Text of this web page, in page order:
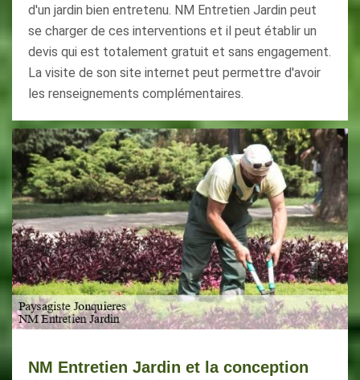
d'un jardin bien entretenu. NM Entretien Jardin peut
se charger de ces interventions et il peut établir un
devis qui est totalement gratuit et sans engagement.
La visite de son site internet peut permettre d'avoir
les renseignements complémentaires.
NM Entretien Jardin et la conception